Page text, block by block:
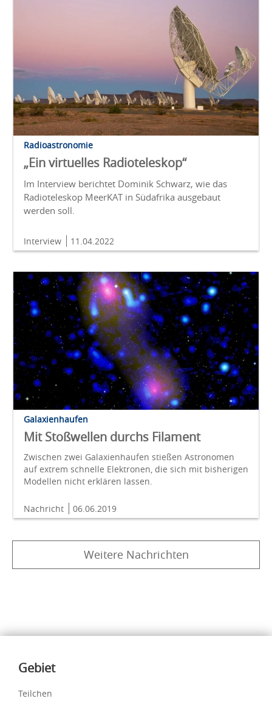
Radioastronomie
„Ein virtuelles Radioteleskop“
Im Interview berichtet Dominik Schwarz, wie das
Radioteleskop MeerKAT in Südafrika ausgebaut
werden soll.
Interview 11.04.2022
Galaxienhaufen
Mit Stoßwellen durchs Filament
Zwischen zwei Galaxienhaufen stießen Astronomen
auf extrem schnelle Elektronen, die sich mit bisherigen
Modellen nicht erklären lassen.
Nachricht 06.06.2019
Weitere Nachrichten
Inhalte
Gebiet
Teilchen